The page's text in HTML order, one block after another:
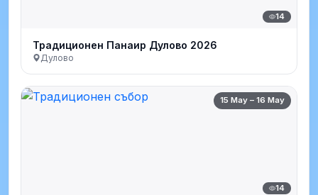
14
Традиционен Панаир Дулово 2026
Дулово
15 May – 16 May
14